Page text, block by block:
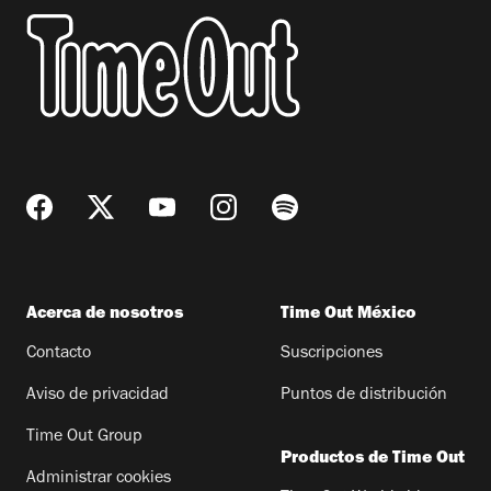
Acerca de nosotros
Contacto
Aviso de privacidad
Time Out Group
Administrar cookies
Time Out México
Suscripciones
Puntos de distribución
Productos de Time Out